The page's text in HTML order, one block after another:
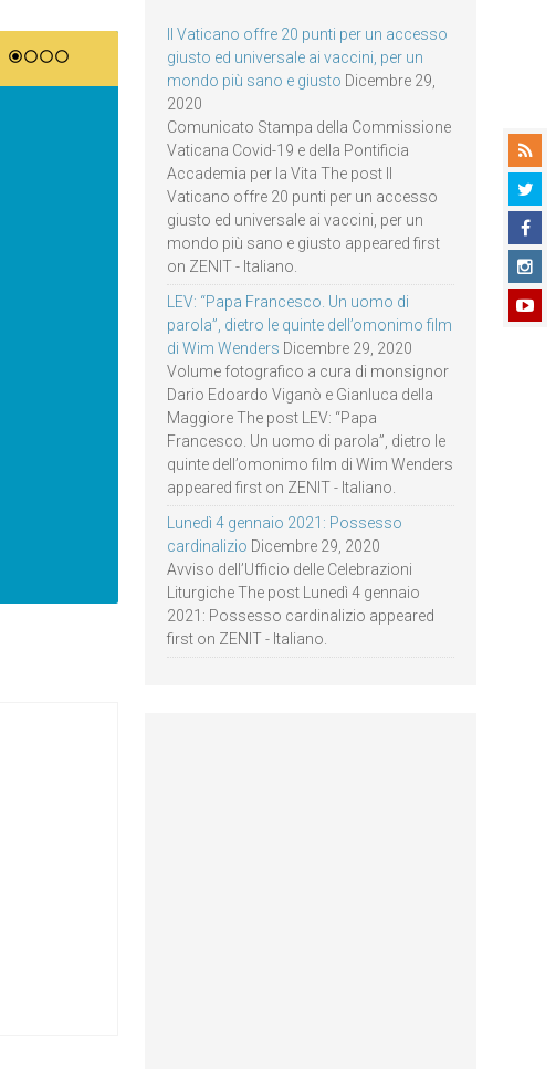
Il Vaticano offre 20 punti per un accesso
giusto ed universale ai vaccini, per un
mondo più sano e giusto Dicembre 29,
2020
Comunicato Stampa della Commissione
Vaticana Covid-19 e della Pontificia
Accademia per la Vita The post Il
Vaticano offre 20 punti per un accesso
giusto ed universale ai vaccini, per un
mondo più sano e giusto appeared first
on ZENIT - Italiano.
LEV: “Papa Francesco. Un uomo di
parola”, dietro le quinte dell’omonimo film
di Wim Wenders Dicembre 29, 2020
Volume fotografico a cura di monsignor
Dario Edoardo Viganò e Gianluca della
Maggiore The post LEV: “Papa
Francesco. Un uomo di parola”, dietro le
quinte dell’omonimo film di Wim Wenders
appeared first on ZENIT - Italiano.
Lunedì 4 gennaio 2021: Possesso
cardinalizio Dicembre 29, 2020
Avviso dell’Ufficio delle Celebrazioni
Liturgiche The post Lunedì 4 gennaio
2021: Possesso cardinalizio appeared
first on ZENIT - Italiano.